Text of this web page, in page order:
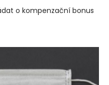
o kompenzační bonus